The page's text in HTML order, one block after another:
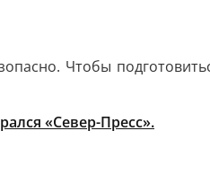
Чтобы
«Север-Пресс».